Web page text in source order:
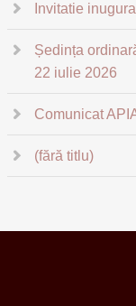
Invitatie
Ședința
22 iulie 2026
Comunicat
(fără titlu)